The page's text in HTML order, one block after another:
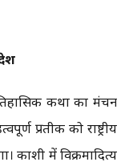
कथा का मंचन
प्रतीक को राष्ट्रीय
काशी में विक्रमादित्य